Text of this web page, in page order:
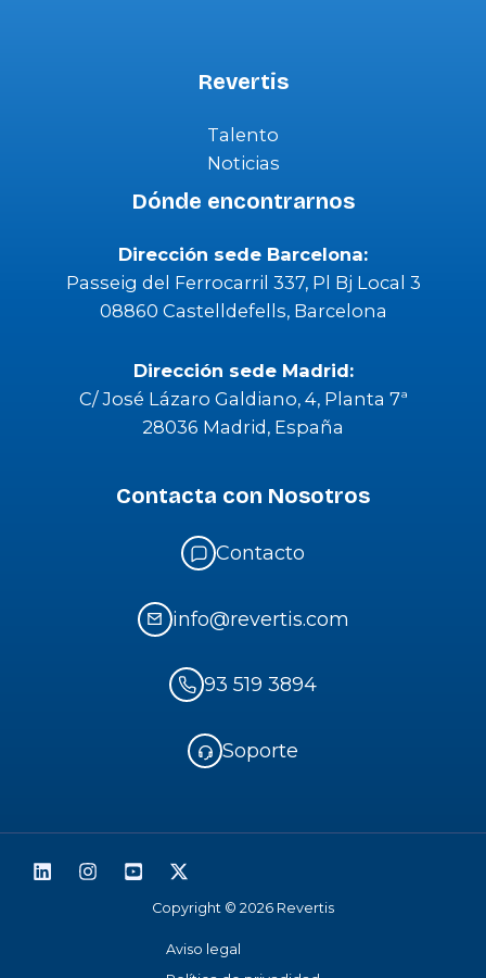
Revertis
Talento
Noticias
Dónde encontrarnos
Dirección sede Barcelona:
Passeig del Ferrocarril 337, Pl Bj Local 3
08860 Castelldefells, Barcelona
Dirección sede Madrid:
C/ José Lázaro Galdiano, 4, Planta 7ª
28036 Madrid, España
Contacta con Nosotros
Contacto
info@revertis.com
93 519 3894
Soporte
Copyright © 2026 Revertis
Aviso legal